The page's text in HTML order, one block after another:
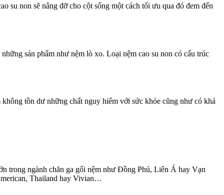
su non sẽ nâng đỡ cho cột sống một cách tối ưu qua đó đem đến
sản phẩm như nệm lò xo. Loại nệm cao su non có cấu trúc
tồn dư những chất nguy hiểm với sức khỏe cũng như có khả
trong ngành chăn ga gối nệm như Đồng Phú, Liên Á hay Vạn
Thailand hay Vivian…